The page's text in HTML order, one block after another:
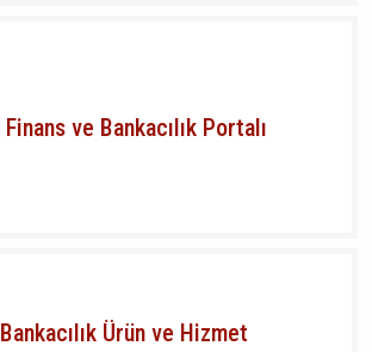
Finans ve Bankacılık Portalı
Bankacılık Ürün ve Hizmet